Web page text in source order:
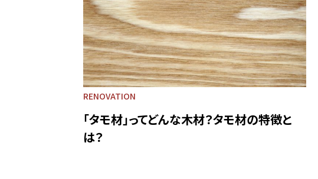
RENOVATION
「タモ材」ってどんな木材？タモ材の特徴と
は？